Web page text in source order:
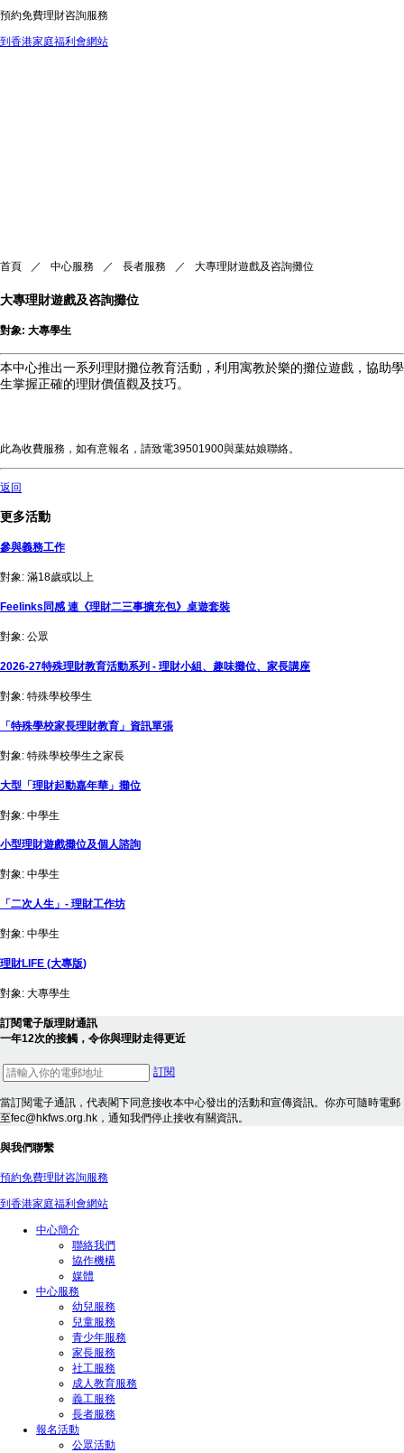
預約免費理財咨詢服務
到香港家庭福利會網站
首頁 ／ 中心服務 ／ 長者服務 ／ 大專理財遊戲及咨詢攤位
大專理財遊戲及咨詢攤位
對象: 大專學生
本中心推出一系列理財攤位教育活動，利用寓教於樂的攤位遊戲，協助學
生掌握正確的理財價值觀及技巧。
此為收費服務，如有意報名，請致電39501900與葉姑娘聯絡。
返回
更多活動
參與義務工作
對象: 滿18歲或以上
Feelinks同感 連《理財二三事擴充包》桌遊套裝
對象: 公眾
2026-27特殊理財教育活動系列 - 理財小組、趣味攤位、家長講座
對象: 特殊學校學生
「特殊學校家長理財教育」資訊單張
對象: 特殊學校學生之家長
大型「理財起動嘉年華」攤位
對象: 中學生
小型理財遊戲攤位及個人諮詢
對象: 中學生
「二次人生」- 理財工作坊
對象: 中學生
理財LIFE (大專版)
對象: 大專學生
訂閱電子版理財通訊
一年12次的接觸，令你與理財走得更近
訂閱
當訂閱電子通訊，代表閣下同意接收本中心發出的活動和宣傳資訊。你亦可隨時電郵
至fec@hkfws.org.hk，通知我們停止接收有關資訊。
與我們聯繫
預約免費理財咨詢服務
到香港家庭福利會網站
中心簡介
聯絡我們
協作機構
媒體
中心服務
幼兒服務
兒童服務
青少年服務
家長服務
社工服務
成人教育服務
義工服務
長者服務
報名活動
公眾活動